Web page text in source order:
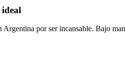
Argentina por ser incansable. Bajo